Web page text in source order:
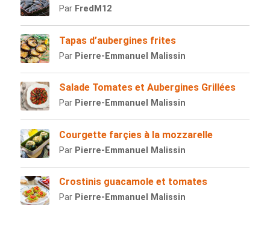
Par FredM12
Tapas d’aubergines frites
Par Pierre-Emmanuel Malissin
Salade Tomates et Aubergines Grillées
Par Pierre-Emmanuel Malissin
Courgette farçies à la mozzarelle
Par Pierre-Emmanuel Malissin
Crostinis guacamole et tomates
Par Pierre-Emmanuel Malissin